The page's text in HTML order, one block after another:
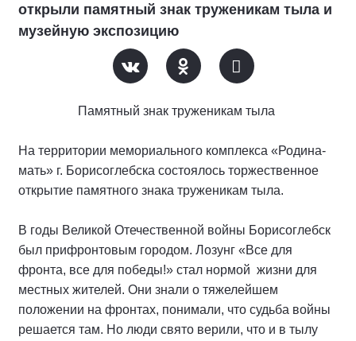
открыли памятный знак труженикам тыла и
музейную экспозицию
Памятный знак труженикам тыла
На территории мемориального комплекса «Родина-
мать» г. Борисоглебска состоялось торжественное
открытие памятного знака труженикам тыла.
В годы Великой Отечественной войны Борисоглебск
был прифронтовым городом. Лозунг «Все для
фронта, все для победы!» стал нормой жизни для
местных жителей. Они знали о тяжелейшем
положении на фронтах, понимали, что судьба войны
решается там. Но люди свято верили, что и в тылу